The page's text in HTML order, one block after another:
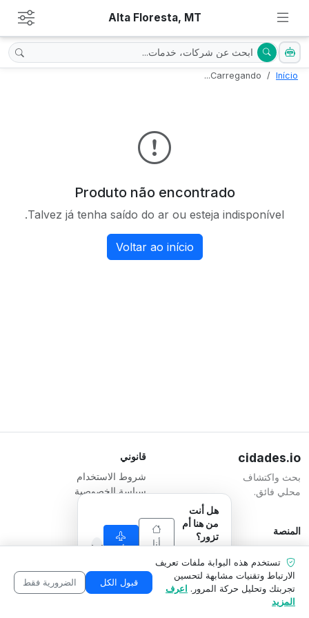
Alta Floresta, MT
Início
Carregando...
Produto não encontrado
Talvez já tenha saído do ar ou esteja indisponível.
Voltar ao início
cidades.io
بحث واكتشاف
محلي فائق.
قانوني
شروط الاستخدام
سياسة الخصوصية
المنصة
الخطط
اتصل بنا
منطقة الشركة
المسؤول
CNPJ 04.114.466/0001-79
© 2026
تستخدم هذه البوابة ملفات تعريف
الارتباط وتقنيات مشابهة لتحسين
تجربتك وتحليل حركة المرور. اعرف
المزيد
قبول الكل الضرورية فقط
هل أنت
من هنا أم
تزور؟
نعرضه
ليناسب
وضعك.
أنا
هنا
أنا